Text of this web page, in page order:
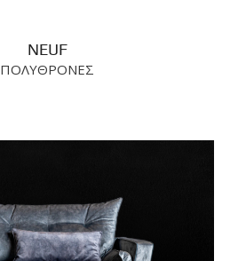
NEUF
ΠΟΛΥΘΡΟΝΕΣ